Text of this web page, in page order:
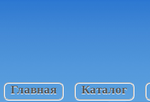
Главная Каталог